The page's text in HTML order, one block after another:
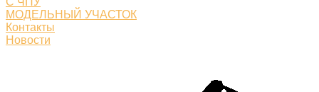
МОДЕЛЬНЫЙ УЧАСТОК
Контакты
Новости